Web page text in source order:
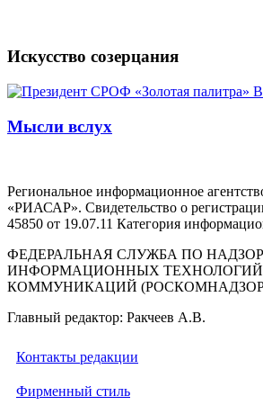
Искусство созерцания
Мысли вслух
Региональное информационное
«РИАСАР». Свидетельство о
45850 от 19.07.11 Категория
ФЕДЕРАЛЬНАЯ СЛУЖБА ПО
ИНФОРМАЦИОННЫХ
КОММУНИКАЦИЙ
Главный редактор: Ракчеев А.В.
Контакты редакции
Фирменный стиль